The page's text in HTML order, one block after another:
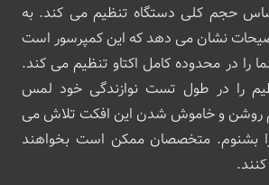
حجم کلی دستگاه تنظیم می کند. به
نشان می دهد که این کمپرسور است
را در محدوده کامل اکتاو تنظیم می کند.
را در طول تست نوازندگی خود لمس
روشن و خاموش شدن این افکت تلاش می
بشنوم. متخصصان ممکن است بخواهند